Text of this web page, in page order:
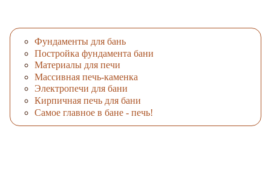
Фундаменты для бань
Постройка фундамента бани
Материалы для печи
Массивная печь-каменка
Электропечи для бани
Кирпичная печь для бани
Самое главное в бане - печь!